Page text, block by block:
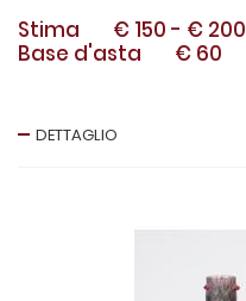
Stima € 150 - € 200
Base d'asta
€ 60
DETTAGLIO